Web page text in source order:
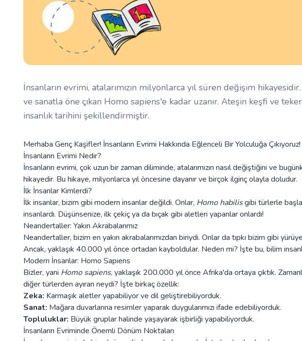
İnsanların evrimi, atalarımızın milyonlarca yıl süren değişim
ve sanatla öne çıkan Homo sapiens'e kadar uzanır. Ateşin keşfi ve
insanlık tarihini şekillendirmiştir.
Merhaba Genç Kaşifler! İnsanların Evrimi Hakkında Eğlenceli Bir Yolculuğa Çıkıyoruz!
İnsanların Evrimi Nedir?
İnsanların evrimi, çok uzun bir zaman diliminde, atalarımızın nasıl değiştiğini ve
hikayedir. Bu hikaye, milyonlarca yıl öncesine dayanır ve birçok ilginç olayla doludur.
İlk İnsanlar Kimlerdi?
İlk insanlar, bizim gibi modern insanlar değildi. Onlar, Homo habilisgibi türlerle
insanlardı. Düşünsenize, ilk çekiç ya da bıçak gibi aletleri yapanlar onlardı!
Neandertaller: Yakın Akrabalarımız
Neandertaller, bizim en yakın akrabalarımızdan biriydi. Onlar da tıpkı bizim gibi
Ancak, yaklaşık 40.000 yıl önce ortadan kayboldular. Neden mi? İşte bu, bilim
Modern İnsanlar: Homo Sapiens
Bizler, yani Homo sapiens, yaklaşık 200.000 yıl önce Afrika'da ortaya çıktık.
diğer türlerden ayıran neydi? İşte birkaç özellik:
Zeka: Karmaşık aletler yapabiliyor ve dil geliştirebiliyorduk.
Sanat: Mağara duvarlarına resimler yaparak duygularımızı ifade edebiliyorduk.
Topluluklar: Büyük gruplar halinde yaşayarak işbirliği yapabiliyorduk.
İnsanların Evriminde Önemli Dönüm Noktaları